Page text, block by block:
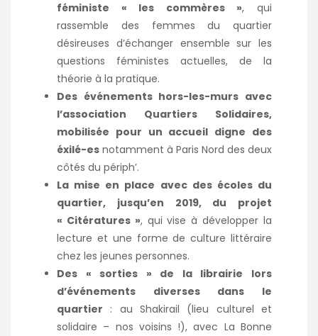
féministe « les commères », qui
rassemble des femmes du quartier
désireuses d’échanger ensemble sur les
questions féministes actuelles, de la
théorie à la pratique.
Des événements hors-les-murs avec
l’association Quartiers Solidaires,
mobilisée pour un accueil digne des
éxilé-es notamment à Paris Nord des deux
côtés du périph’.
La mise en place avec des écoles du
quartier, jusqu’en 2019, du projet
« Citératures », qui vise à développer la
lecture et une forme de culture littéraire
chez les jeunes personnes.
Des « sorties » de la librairie lors
d’événements diverses dans le
quartier : au Shakirail (lieu culturel et
solidaire – nos voisins !), avec La Bonne